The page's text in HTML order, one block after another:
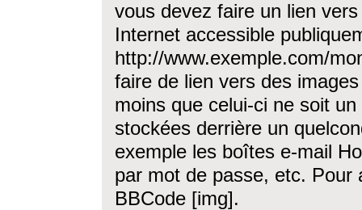
vous devez faire un lien
Internet accessible
http://www.exemple.com/
faire de lien vers des
moins que celui-ci ne soit
stockées derrière un
exemple les boîtes e-mail
par mot de passe, etc. Pour
BBCode [img].